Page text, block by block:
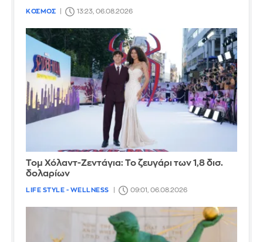
ΚΟΣΜΟΣ 13:23, 06.08.2026
Τομ Χόλαντ-Ζεντάγια: Το ζευγάρι των 1,8 δισ.
δολαρίων
LIFE STYLE - WELLNESS 09:01, 06.08.2026